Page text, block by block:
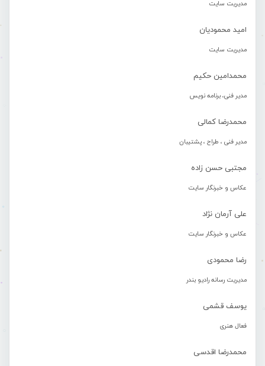
مدیریت سایت
امید محمودیان
مدیریت سایت
محمدامین حکیم
مدیر فنی، برنامه نویس
محمدرضا کمالی
مدیر فنی ، طراح ، پشتیبان
مجتبی حسن زاده
عکاس و خبرنگار سایت
علی آرمان نژاد
عکاس و خبرنگار سایت
رضا محمودی
مدیریت رسانه رادیو بندر
یوسف قشمی
فعال هنری
محمدرضا اقدسی